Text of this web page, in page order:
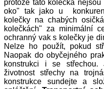
protože tato kolečka
oko" tak jako u
kolečky na chabých
kolečkách" za minimální
ochranný vak s kolečky je
Nelze ho použít, pokud
Naopak do obyčejného
konstrukci i se střechou.
životnost střechy na
konstrukce sundejte a